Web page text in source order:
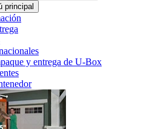
principal
y entrega de U-Box